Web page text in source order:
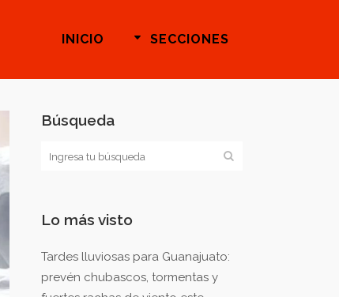
INICIO SECCIONES
Búsqueda
Lo más visto
Tardes lluviosas para Guanajuato:
prevén chubascos, tormentas y